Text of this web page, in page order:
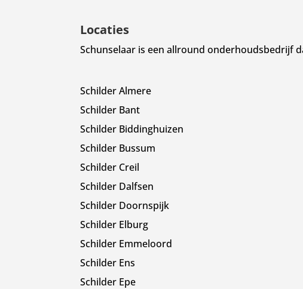
Locaties
Schunselaar is een allround onderhoudsbedrijf
Schilder Almere
Schilder Bant
Schilder Biddinghuizen
Schilder Bussum
Schilder Creil
Schilder Dalfsen
Schilder Doornspijk
Schilder Elburg
Schilder Emmeloord
Schilder Ens
Schilder Epe